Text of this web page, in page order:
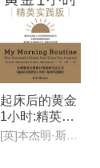
起床后的黄金
1小时:精英实
践版
[英]本杰明·斯帕(Benjamin Spall),[德]迈克尔·赞德(Michael Xander)